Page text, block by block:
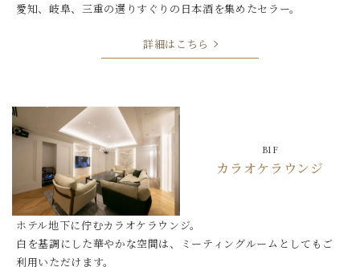
愛知、岐阜、三重の選りすぐりの日本酒を集めたセラー。
詳細はこちら
B1F
カラオケラウンジ
ホテル地下に佇むカラオケラウンジ。
白を基調にした華やかな空間は、
ミーティングルームとしてもご
利用いただけます。